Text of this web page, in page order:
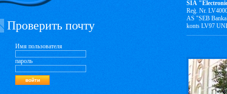
Проверить почту
Имя пользователя
пароль
SIA
Reģ. Nr.
AS "SEB
konts LV97